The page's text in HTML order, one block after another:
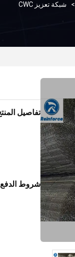
> شبكة تعزيز CWC
تفاصيل
شروط